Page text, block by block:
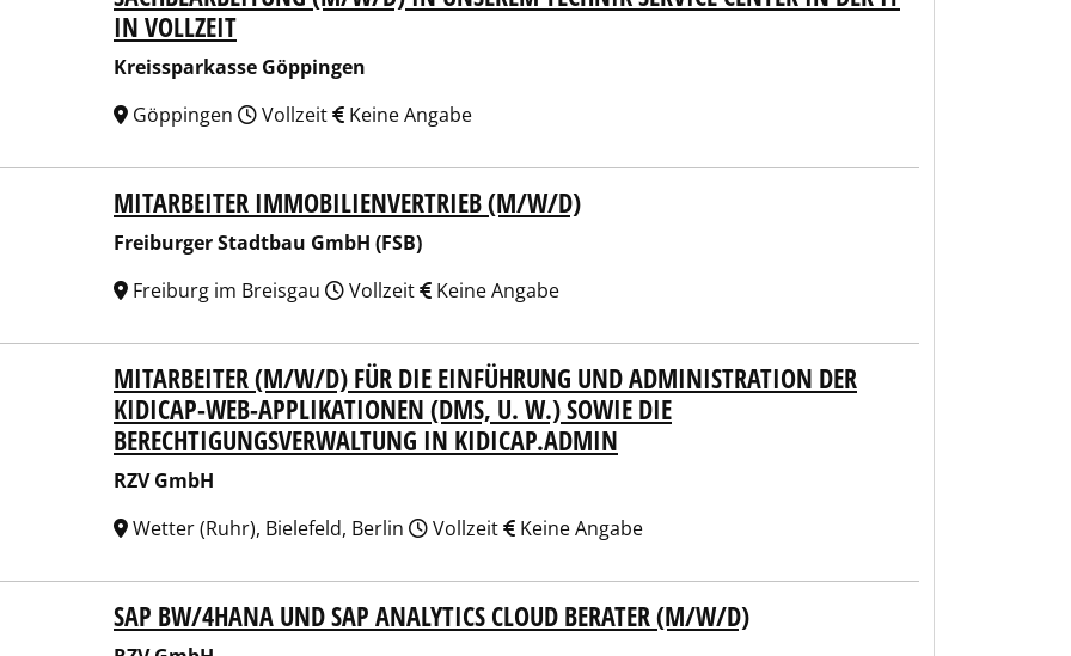
IN VOLLZEIT
Kreissparkasse Göppingen
Göppingen
Vollzeit Keine Angabe
Stadtbau GmbH (FSB)
MITARBEITER IMMOBILIENVERTRIEB (M/W/D)
Freiburger Stadtbau GmbH (FSB)
Freiburg im Breisgau
Vollzeit Keine Angabe
MITARBEITER (M/W/D) FÜR DIE EINFÜHRUNG UND ADMINISTRATION DER
KIDICAP-WEB-APPLIKATIONEN (DMS, U. W.) SOWIE DIE
BERECHTIGUNGSVERWALTUNG IN KIDICAP.ADMIN
RZV GmbH
Wetter (Ruhr), Bielefeld, Berlin
Vollzeit Keine Angabe
SAP BW/4HANA UND SAP ANALYTICS CLOUD BERATER (M/W/D)